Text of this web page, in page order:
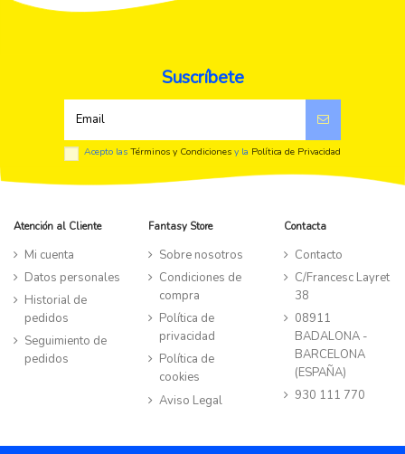
Suscríbete
Acepto lasTérminos y Condiciones y la Política de Privacidad
Atención al Cliente
Mi cuenta
Datos personales
Historial de
pedidos
Seguimiento de
pedidos
Fantasy Store
Sobre nosotros
Condiciones de
compra
Política de
privacidad
Política de
cookies
Aviso Legal
Contacta
Contacto
C/Francesc Layret
38
08911
BADALONA -
BARCELONA
(ESPAÑA)
930 111 770